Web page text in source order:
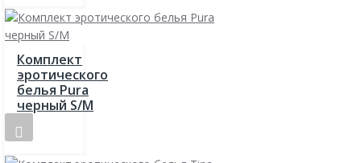
Комплект
эротического
белья Pura
черный S/M